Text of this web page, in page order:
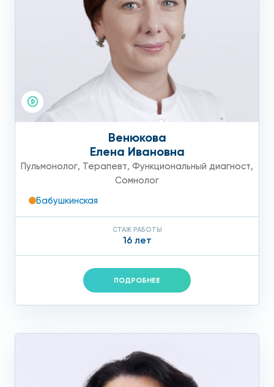
Венюкова
Елена Ивановна
Пульмонолог, Терапевт, Функциональный диагност,
Сомнолог
Бабушкинская
СТАЖ РАБОТЫ
16 лет
ПОДРОБНЕЕ